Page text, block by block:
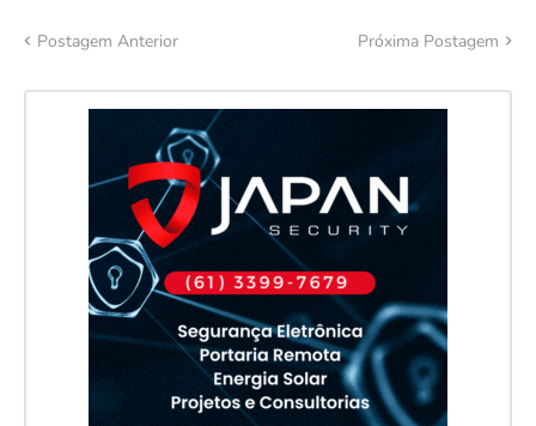
Postagem Anterior Próxima Postagem